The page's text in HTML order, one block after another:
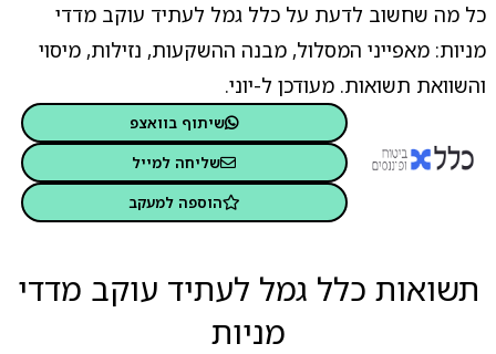
כל מה שחשוב לדעת על כלל גמל לעתיד עוקב מדדי
מניות: מאפייני המסלול, מבנה ההשקעות, נזילות, מיסוי
והשוואת תשואות. מעודכן ל-יוני.
שיתוף בוואצפ
שליחה למייל
הוספה למעקב
תשואות כלל גמל לעתיד עוקב מדדי
מניות